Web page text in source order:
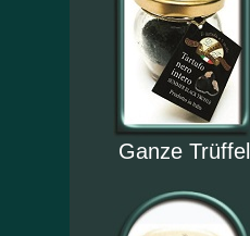
Ganze Trüffel